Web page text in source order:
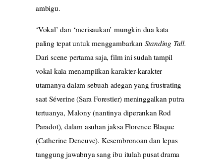
ambigu.
‘Vokal’ dan ‘merisaukan’ mungkin dua kata
paling tepat untuk menggambarkan Standing Tall.
Dari scene pertama saja, film ini sudah tampil
vokal kala menampilkan karakter-karakter
utamanya dalam sebuah adegan yang frustrating
saat Séverine (Sara Forestier) meninggalkan putra
tertuanya, Malony (nantinya diperankan Rod
Paradot), dalam asuhan jaksa Florence Blaque
(Catherine Deneuve). Kesembronoan dan lepas
tanggung jawabnya sang ibu itulah pusat drama